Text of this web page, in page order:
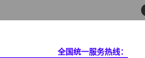
全国统一服务热线：